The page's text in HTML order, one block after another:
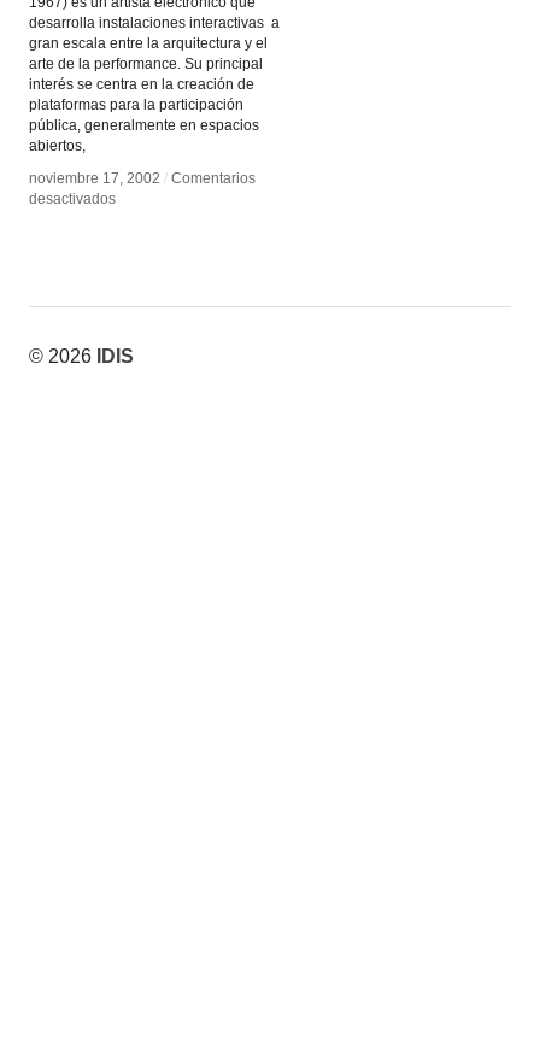
desarrolla instalaciones interactivas a
gran escala entre la arquitectura y el
arte de la performance. Su principal
interés se centra en la creación de
plataformas para la participación
pública, generalmente en espacios
abiertos,
noviembre 17, 2002 / Comentarios
desactivadosen
noviembre 17, 2002 / Comentarios
desactivadosen
© 2026 IDIS